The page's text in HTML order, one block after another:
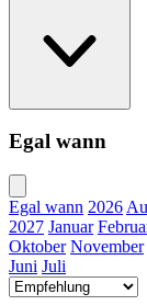
Egal wann
Egal wann 2026
2027 Januar
Oktober November
Juni Juli